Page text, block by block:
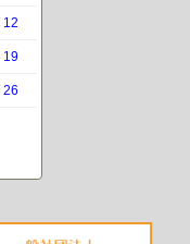
12
19
26